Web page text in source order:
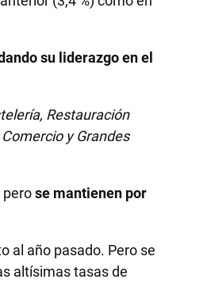
su liderazgo en el
Restauración
Comercio y Grandes
perose mantienen por
al año pasado. Pero se
altísimas tasas de